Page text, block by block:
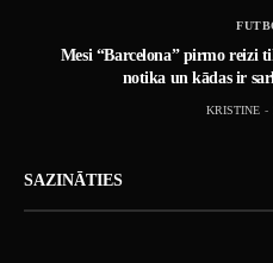
Mesi “Barcelona” pirmo reizi
notika un kādas ir
KRISTINE
SAZINĀTIES